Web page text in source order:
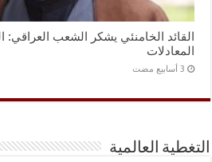
القائد الخامنئي يشكر الشعب العراقي:
المعادلات
التغطية العالمية